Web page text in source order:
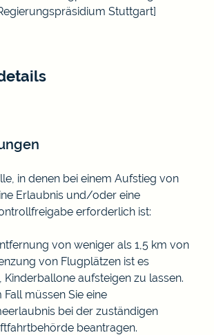
Stuttgart]
in denen bei einem Aufstieg von
Erlaubnis und/oder eine
erforderlich ist:
von weniger als 1,5 km von
von Flugplätzen ist es
Kinderballone aufsteigen zu lassen.
Fall müssen Sie eine
bei der zuständigen
beantragen.